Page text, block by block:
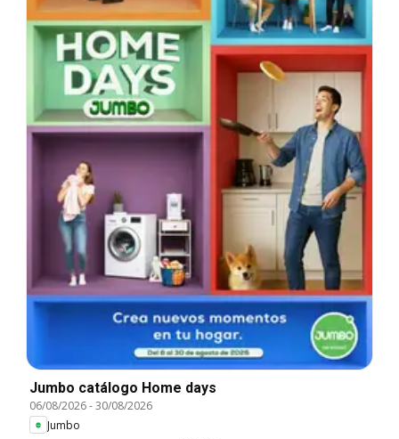
Jumbo catálogo Home days
06/08/2026-30/08/2026
Jumbo